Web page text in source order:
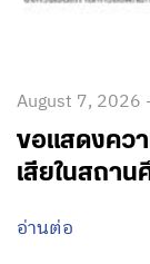
August 7, 2026
ขอแสดงคว
เสียในสถา
อ่านต่อ